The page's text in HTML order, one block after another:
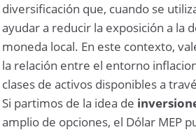
diversificación que, cuando se
ayudar a reducir la exposición a la
moneda local. En este contexto,
la relación entre el entorno
clases de activos disponibles a
Si partimos de la idea de
amplio de opciones, el Dólar MEP